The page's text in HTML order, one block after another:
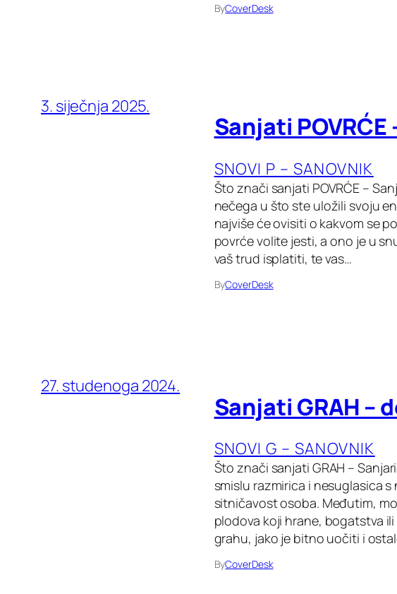
ByCoverDesk
3. siječnja 2025.
Sanjati
SNOVI P – SANOVNIK
Što znači sanjati POVRĆE –
nečega u što ste uložili svoju
najviše će ovisiti o kakvom se
povrće volite jesti, a ono je u
vaš trud isplatiti, te vas…
ByCoverDesk
27. studenoga 2024.
Sanjati GRAH –
SNOVI G – SANOVNIK
Što znači sanjati GRAH –
smislu razmirica i nesuglasica
sitničavost osoba. Međutim,
plodova koji hrane, bogatstva
grahu, jako je bitno uočiti i
ByCoverDesk